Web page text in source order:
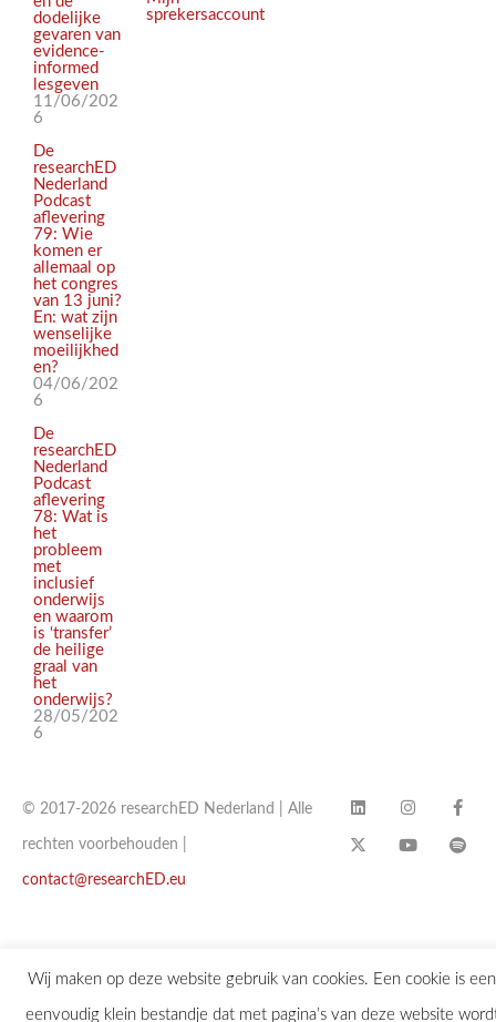
dodelijke
gevaren van
evidence-
informed
lesgeven
11/06/202
6
De
researchED
Nederland
Podcast
aflevering
79: Wie
komen er
allemaal op
het congres
van 13 juni?
En: wat zijn
wenselijke
moeilijkhed
en?
04/06/202
6
De
researchED
Nederland
Podcast
aflevering
78: Wat is
het
probleem
met
inclusief
onderwijs
en waarom
is ‘transfer’
de heilige
graal van
het
onderwijs?
28/05/202
6
sprekersaccount
© 2017-2026 researchED Nederland | Alle
rechten voorbehouden |
contact@researchED.eu
Wij maken op deze website gebruik van cookies. Een cookie is een
eenvoudig klein bestandje dat met pagina’s van deze website